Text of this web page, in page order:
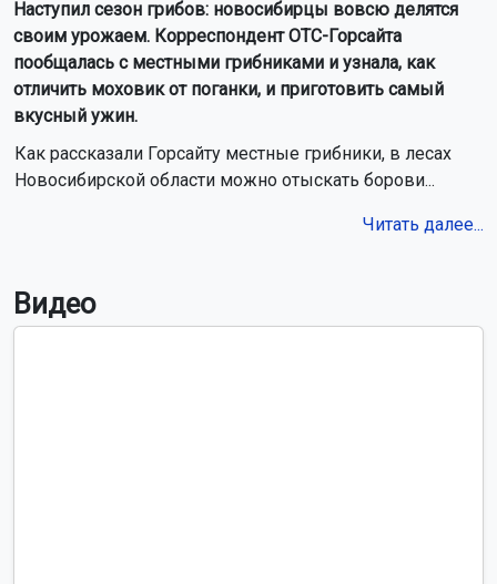
Наступил сезон грибов: новосибирцы вовсю делятся
своим урожаем. Корреспондент ОТС-Горсайта
пообщалась с местными грибниками и узнала, как
отличить моховик от поганки, и приготовить самый
вкусный ужин.
Как рассказали Горсайту местные грибники, в лесах
Новосибирской области можно отыскать борови...
Читать далее...
Видео